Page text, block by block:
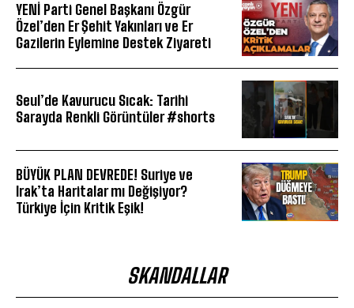
YENİ Parti Genel Başkanı Özgür
Özel’den Er Şehit Yakınları ve Er
Gazilerin Eylemine Destek Ziyareti
Seul’de Kavurucu Sıcak: Tarihi
Sarayda Renkli Görüntüler #shorts
BÜYÜK PLAN DEVREDE! Suriye ve
Irak’ta Haritalar mı Değişiyor?
Türkiye İçin Kritik Eşik!
SKANDALLAR